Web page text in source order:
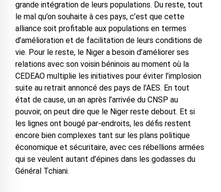
grande intégration de leurs populations. Du reste, tout
le mal qu’on souhaite à ces pays, c’est que cette
alliance soit profitable aux populations en termes
d’amélioration et de facilitation de leurs conditions de
vie. Pour le reste, le Niger a besoin d’améliorer ses
relations avec son voisin béninois au moment où la
CEDEAO multiplie les initiatives pour éviter l’implosion
suite au retrait annoncé des pays de l’AES. En tout
état de cause, un an après l’arrivée du CNSP au
pouvoir, on peut dire que le Niger reste debout. Et si
les lignes ont bougé par-endroits, les défis restent
encore bien complexes tant sur les plans politique
économique et sécuritaire, avec ces rébellions armées
qui se veulent autant d’épines dans les godasses du
Général Tchiani.